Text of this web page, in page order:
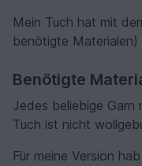
Mein Tuch hat mit
benötigte
Benötigte
Jedes beliebige Garn
Tuch ist nicht
Für meine Version